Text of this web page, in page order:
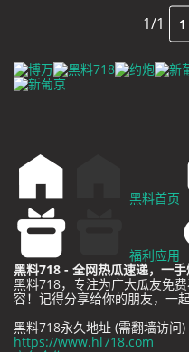
1/1
黑料首页
福利应用
黑料718 - 全网热瓜速递，一手
黑料718，专注为广大瓜友免
容！记得分享给你的朋友，一
黑料718永久地址 (需翻墙访问)
https://www.hl718.com